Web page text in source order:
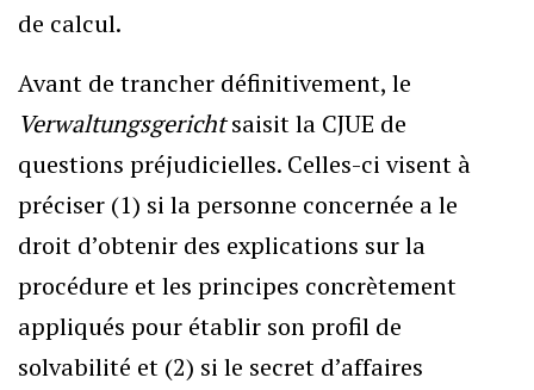
de calcul.
Avant de trancher définitivement, le
Verwaltungsgerichtsaisit la CJUE de
questions préjudicielles. Celles-ci visent à
préciser (1) si la personne concernée a le
droit d’obtenir des explications sur la
procédure et les principes concrètement
appliqués pour établir son profil de
solvabilité et (2) si le secret d’affaires